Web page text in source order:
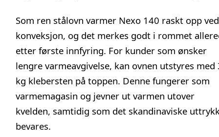
Som ren stålovn varmer Nexo 140 raskt opp ved
konveksjon, og det merkes godt i rommet
etter første innfyring. For kunder som ønsker
lengre varmeavgivelse, kan ovnen utstyres med
kg klebersten på toppen. Denne fungerer som
varmemagasin og jevner ut varmen utover
kvelden, samtidig som det skandinaviske
bevares.